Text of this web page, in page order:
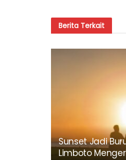
Berita Terkait
Sunset Jadi
Limboto